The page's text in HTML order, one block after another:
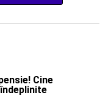
Cine